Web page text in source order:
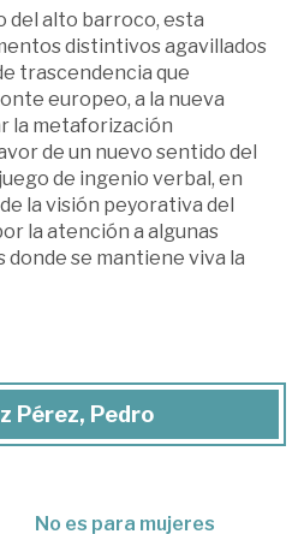
del alto barroco, esta
distintivos agavillados
trascendencia que
europeo, a la nueva
la metaforización
de un nuevo sentido del
de ingenio verbal, en
la visión peyorativa del
la atención a algunas
se mantiene viva la
Pérez, Pedro
No es para mujeres